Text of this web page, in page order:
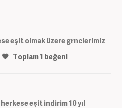
eşit olmak üzere grnclerimiz
Toplam1 beğeni
eşit indirim 10 yıl